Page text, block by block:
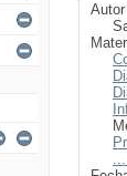
Autor